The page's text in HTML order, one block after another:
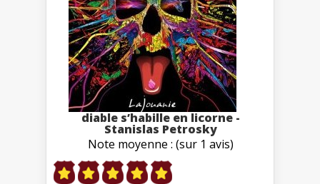
diable s’habille en licorne -
Stanislas Petrosky
Note moyenne : (sur 1 avis)